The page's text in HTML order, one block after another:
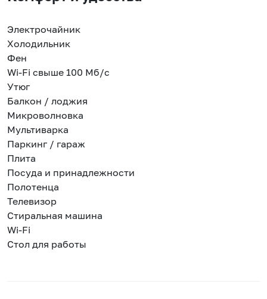
Электрочайник
Холодильник
Фен
Wi-Fi свыше 100 Мб/с
Утюг
Балкон / лоджия
Микроволновка
Мультиварка
Паркинг / гараж
Плита
Посуда и принадлежности
Полотенца
Телевизор
Стиральная машина
Wi-Fi
Стол для работы